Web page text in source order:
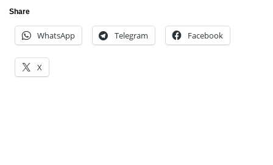
Share
WhatsApp Telegram Facebook
X